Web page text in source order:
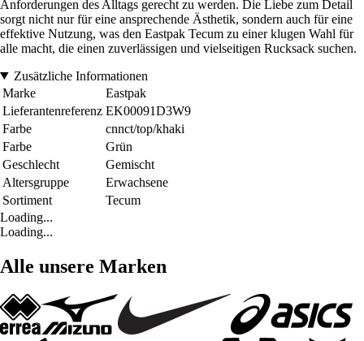
Anforderungen des Alltags gerecht zu werden. Die Liebe zum Detail
sorgt nicht nur für eine ansprechende Ästhetik, sondern auch für eine
effektive Nutzung, was den Eastpak Tecum zu einer klugen Wahl für
alle macht, die einen zuverlässigen und vielseitigen Rucksack suchen.
Zusätzliche Informationen
Marke
Eastpak
Lieferantenreferenz EK00091D3W9
Farbe
cnnct/top/khaki
Farbe
Grün
Geschlecht
Gemischt
Altersgruppe
Erwachsene
Sortiment
Tecum
Loading...
Loading...
Alle unsere Marken